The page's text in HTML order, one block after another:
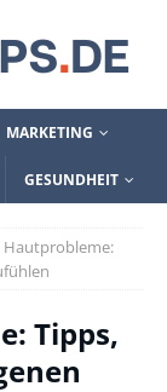
MARKETING
GESUNDHEIT
Hautprobleme:
Tipps,